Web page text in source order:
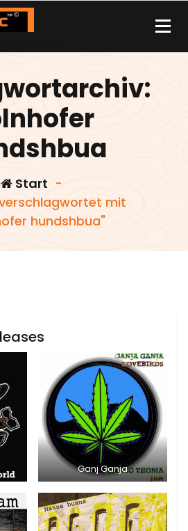
Start -
mit
hundshbua"
UG
Ganj Ganja